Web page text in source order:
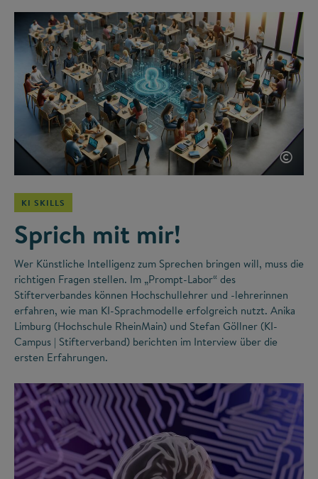
©
KI SKILLS
Sprich mit mir!
Wer Künstliche Intelligenz zum Sprechen bringen will, muss die
richtigen Fragen stellen. Im „Prompt-Labor“ des
Stifterverbandes können Hochschullehrer und -lehrerinnen
erfahren, wie man KI-Sprachmodelle erfolgreich nutzt. Anika
Limburg (Hochschule RheinMain) und Stefan Göllner (KI-
Campus | Stifterverband) berichten im Interview über die
ersten Erfahrungen.